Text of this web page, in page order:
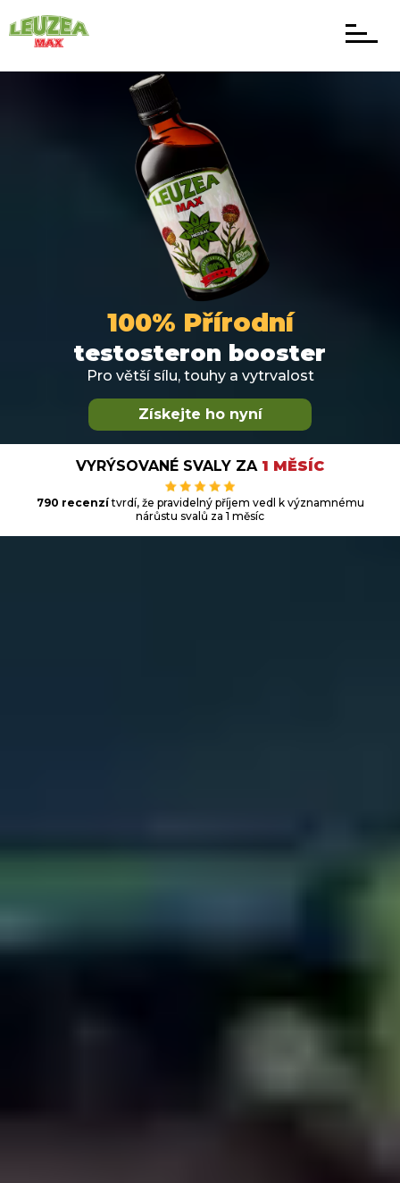
100% Přírodní
tеstоstеrоn booster
Pro větší sílu, touhy a vytrvalost
Získejte ho nyní
VYRÝSOVANÉ SVALY ZA 1 MĚSÍC
790 recenzítvrdí, že pravidelný příjem vedl k významnému
nárůstu svalů za 1 měsíc